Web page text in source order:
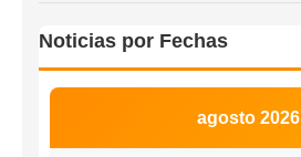
Noticias por Fechas
agosto 2026